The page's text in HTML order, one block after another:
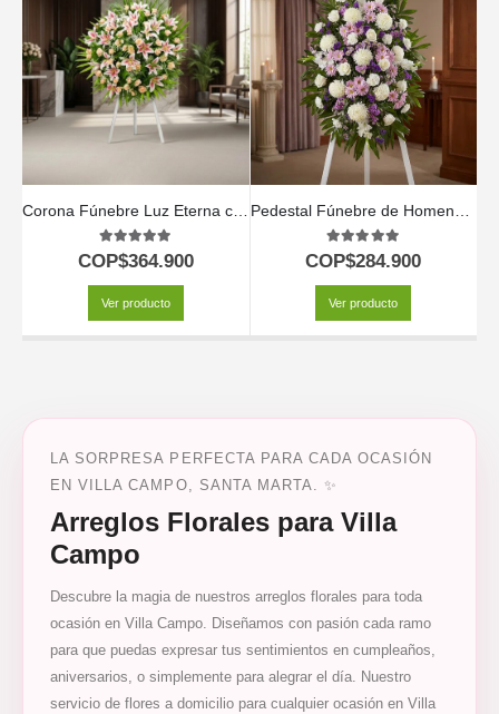
5.00out of 5
COP$364.900
Ver producto
5.00out of 5
COP$284.900
Ver producto
LA SORPRESA PERFECTA PARA CADA OCASIÓN
EN VILLA CAMPO, SANTA MARTA. ✨
Arreglos Florales para Villa
Campo
Descubre la magia de nuestros arreglos florales para toda
ocasión en Villa Campo. Diseñamos con pasión cada ramo
para que puedas expresar tus sentimientos en cumpleaños,
aniversarios, o simplemente para alegrar el día. Nuestro
servicio de flores a domicilio para cualquier ocasión en Villa